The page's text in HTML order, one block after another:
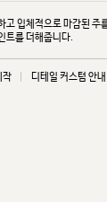
고 입체적으로 마감된 주
트를 더해줍니다.
작 디테일 커스텀 안내